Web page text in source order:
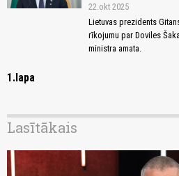
22.okt 2025
Lietuvas prezidents
rīkojumu par Doviles
ministra amata.
1.lapa
Lasītākais